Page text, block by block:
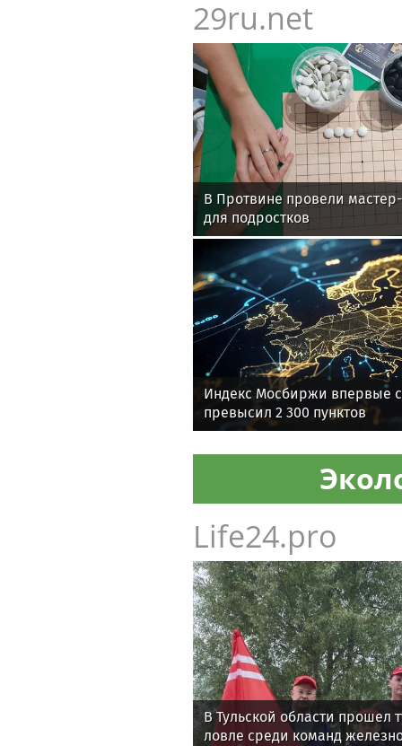
29ru.net
В Протвине провели
для подростков
Индекс Мосбиржи впервые с
превысил 2 300 пунктов
Life24.pro
В Тульской области прошел
ловле среди команд